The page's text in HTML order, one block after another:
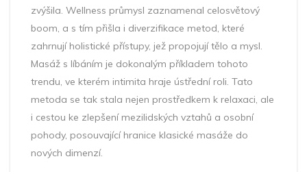
zvýšila. Wellness průmysl zaznamenal celosvětový
boom, a s tím přišla i diverzifikace metod, které
zahrnují holistické přístupy, jež propojují tělo a mysl.
Masáž s líbáním je dokonalým příkladem tohoto
trendu, ve kterém intimita hraje ústřední roli. Tato
metoda se tak stala nejen prostředkem k relaxaci, ale
i cestou ke zlepšení mezilidských vztahů a osobní
pohody, posouvající hranice klasické masáže do
nových dimenzí.